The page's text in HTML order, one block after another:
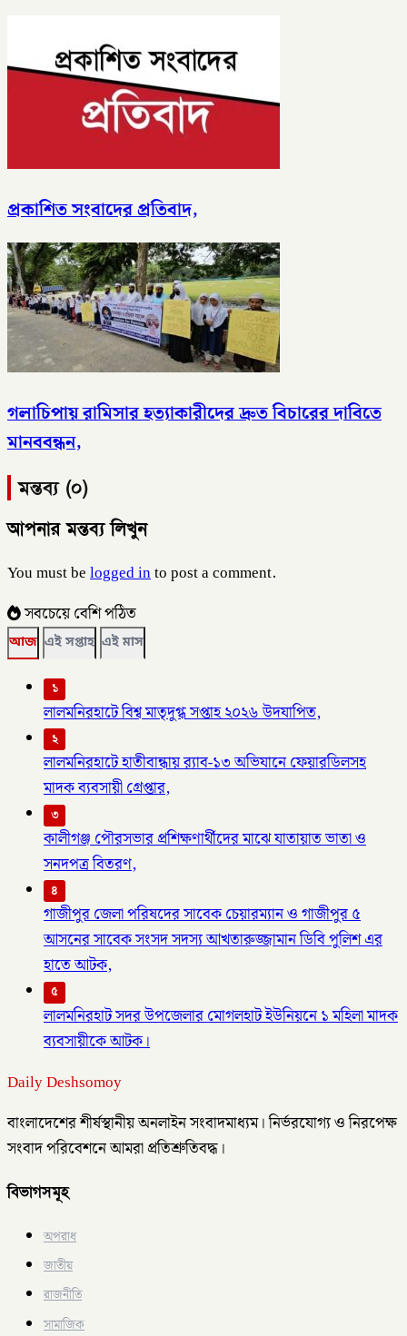
প্রকাশিত সংবাদের প্রতিবাদ,
গলাচিপায় রামিসার হত্যাকারীদের দ্রুত বিচারের দাবিতে
মানববন্ধন,
মন্তব্য (০)
আপনার মন্তব্য লিখুন
You must belogged into post a comment.
সবচেয়ে বেশি পঠিত
আজ এই সপ্তাহ এই মাস
১
লালমনিরহাটে বিশ্ব মাতৃদুগ্ধ সপ্তাহ ২০২৬ উদযাপিত,
২
লালমনিরহাটে হাতীবান্ধায় র‌্যাব-১৩ অভিযানে ফেয়ারডিলসহ
মাদক ব্যবসায়ী গ্রেপ্তার,
৩
কালীগঞ্জ পৌরসভার প্রশিক্ষণার্থীদের মাঝে যাতায়াত ভাতা ও
সনদপত্র বিতরণ,
৪
গাজীপুর জেলা পরিষদের সাবেক চেয়ারম্যান ও গাজীপুর ৫
আসনের সাবেক সংসদ সদস্য আখতারুজ্জামান ডিবি পুলিশ এর
হাতে আটক,
৫
লালমনিরহাট সদর উপজেলার মোগলহাট ইউনিয়নে ১ মহিলা মাদক
ব্যবসায়ীকে আটক।
Daily Deshsomoy
বাংলাদেশের শীর্ষস্থানীয় অনলাইন সংবাদমাধ্যম। নির্ভরযোগ্য ও নিরপেক্ষ
সংবাদ পরিবেশনে আমরা প্রতিশ্রুতিবদ্ধ।
বিভাগসমূহ
অপরাধ
জাতীয়
রাজনীতি
সামাজিক